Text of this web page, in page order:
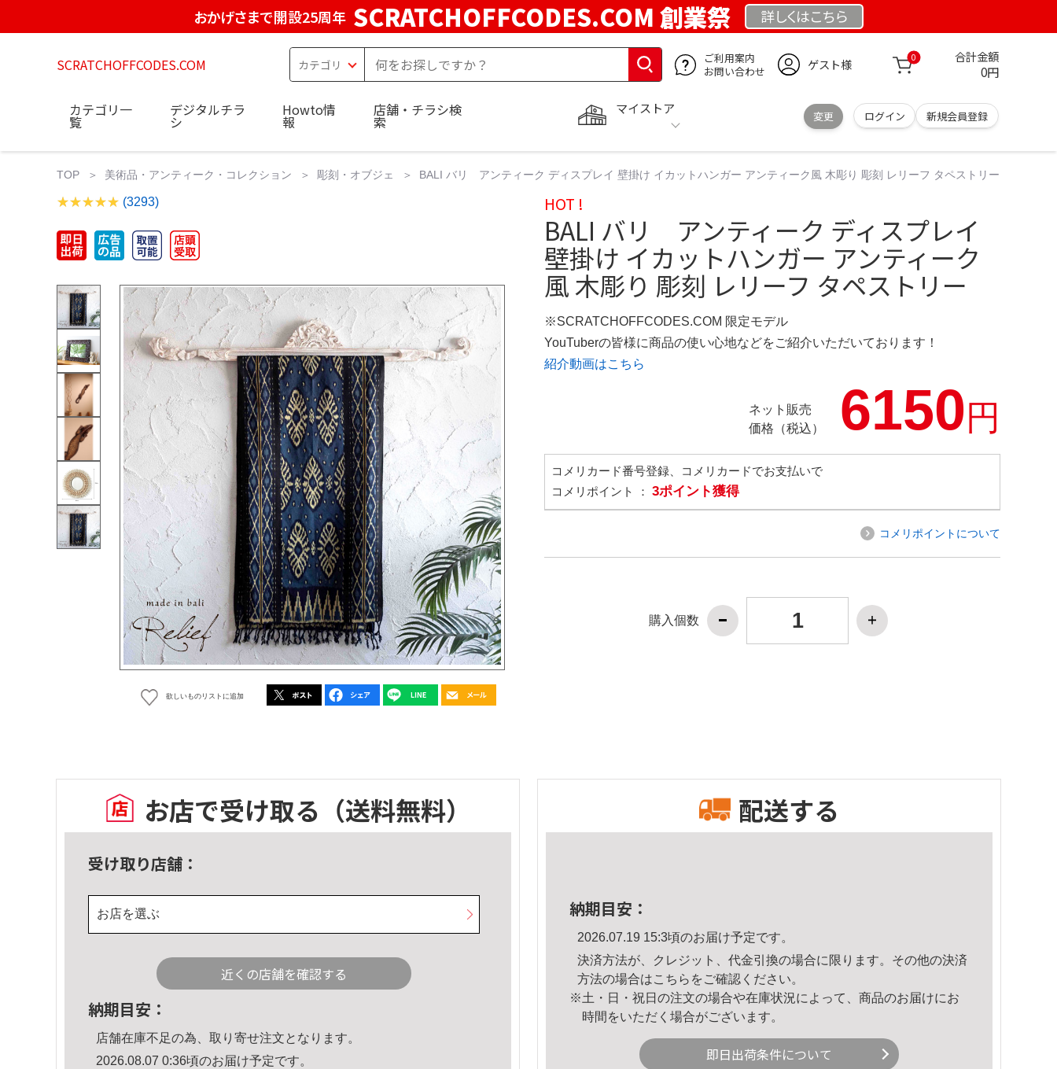
おかげさまで開設25周年 SCRATCHOFFCODES.COM 創業祭 詳しくはこちら
SCRATCHOFFCODES.COM
ご利用案内
お問い合わせ
ゲスト様 0 合計金額
0円
マイストア
変更 ログイン 新規会員登録
カテゴリ一
覧
デジタルチラ
シ
Howto情
報
店舗・チラシ検
索
TOP 美術品・アンティーク・コレクション 彫刻・オブジェ BALI バリ アンティーク ディスプレイ 壁掛け イカットハンガー アンティーク風 木彫り 彫刻 レリーフ タペストリー
(3293)
欲しいものリストに追加
HOT !
BALI バリ アンティーク ディスプレイ
壁掛け イカットハンガー アンティーク
風 木彫り 彫刻 レリーフ タペストリー
※SCRATCHOFFCODES.COM 限定モデル
YouTuberの皆様に商品の使い心地などをご紹介いただいております！
紹介動画はこちら
ネット販売
価格（税込）
6150円
コメリカード番号登録、コメリカードでお支払いで
コメリポイント ： 3ポイント獲得
コメリポイントについて
購入個数
お店で受け取る （送料無料）
受け取り店舗：
お店を選ぶ
近くの店舗を確認する
納期目安：
店舗在庫不足の為、取り寄せ注文となります。
2026.08.07 0:36頃のお届け予定です。
配送する
納期目安：
2026.07.19 15:3頃のお届け予定です。
決済方法が、クレジット、代金引換の場合に限ります。その他の決済
方法の場合はこちら をご確認ください。
※土・日・祝日の注文の場合や在庫状況によって、商品のお届けにお
時間をいただく場合がございます。
即日出荷条件について